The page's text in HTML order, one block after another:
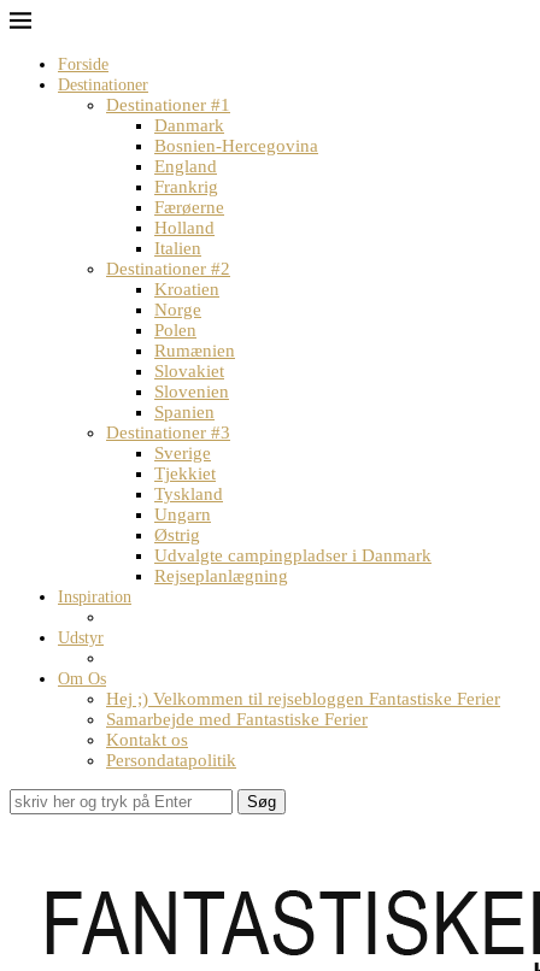
Forside
Destinationer
Destinationer #1
Danmark
Bosnien-Hercegovina
England
Frankrig
Færøerne
Holland
Italien
Destinationer #2
Kroatien
Norge
Polen
Rumænien
Slovakiet
Slovenien
Spanien
Destinationer #3
Sverige
Tjekkiet
Tyskland
Ungarn
Østrig
Udvalgte campingpladser i Danmark
Rejseplanlægning
Inspiration
Udstyr
Om Os
Hej ;) Velkommen til rejsebloggen Fantastiske Ferier
Samarbejde med Fantastiske Ferier
Kontakt os
Persondatapolitik
Søg